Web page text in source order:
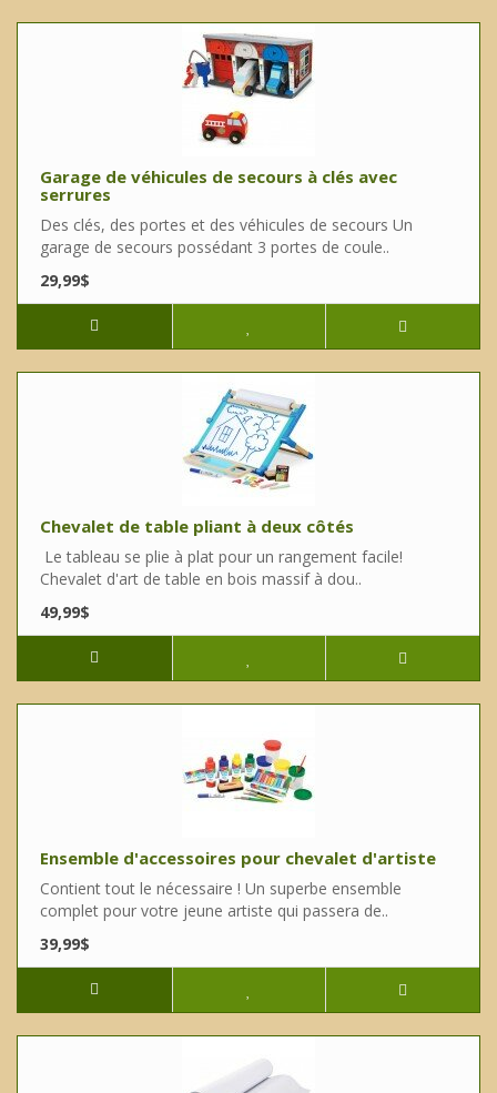
Garage de véhicules de secours à clés avec
serrures
Des clés, des portes et des véhicules de secours Un
garage de secours possédant 3 portes de coule..
29,99$
Chevalet de table pliant à deux côtés
Le tableau se plie à plat pour un rangement facile!
Chevalet d'art de table en bois massif à dou..
49,99$
Ensemble d'accessoires pour chevalet d'artiste
Contient tout le nécessaire ! Un superbe ensemble
complet pour votre jeune artiste qui passera de..
39,99$